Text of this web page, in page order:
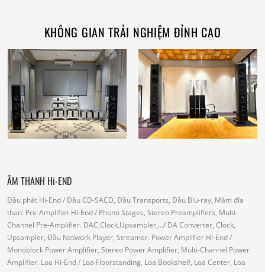
KHÔNG GIAN TRẢI NGHIỆM ĐỈNH CAO
ÂM THANH Hi-END
Đầu phát Hi-End/ Đầu CD-SACD, Đầu Transports, Đầu Blu-ray, Mâm đĩa
than. Pre-Amplifier Hi-End/ Phono Stages, Stereo Preamplifiers, Multi-
Channel Pre-Amplifier. DAC,Clock,Upsampler,.../ DA Converter, Clock,
Upsampler, Đầu Network Player, Streamer. Power Amplifier Hi-End/
Monoblock Power Amplifier, Stereo Power Amplifier, Multi-Channel Power
Amplifier. Loa Hi-End/ Loa Floorstanding, Loa Bookshelf, Loa Center, Loa